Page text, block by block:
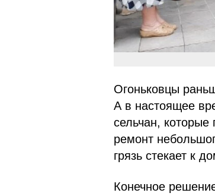
Огоньковцы
А в настоящее
сельчан,
ремонт
грязь стекает к
Конечное